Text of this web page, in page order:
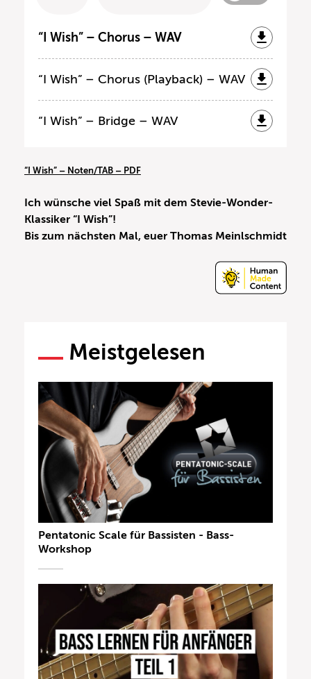
“I Wish” – Chorus – WAV
“I Wish” – Chorus (Playback) – WAV
“I Wish” – Bridge – WAV
“I Wish” – Noten/TAB – PDF
Ich wünsche viel Spaß mit dem Stevie-Wonder-
Klassiker “I Wish”!
Bis zum nächsten Mal, euer Thomas Meinlschmidt
Meistgelesen
Pentatonic Scale für Bassisten - Bass-
Workshop